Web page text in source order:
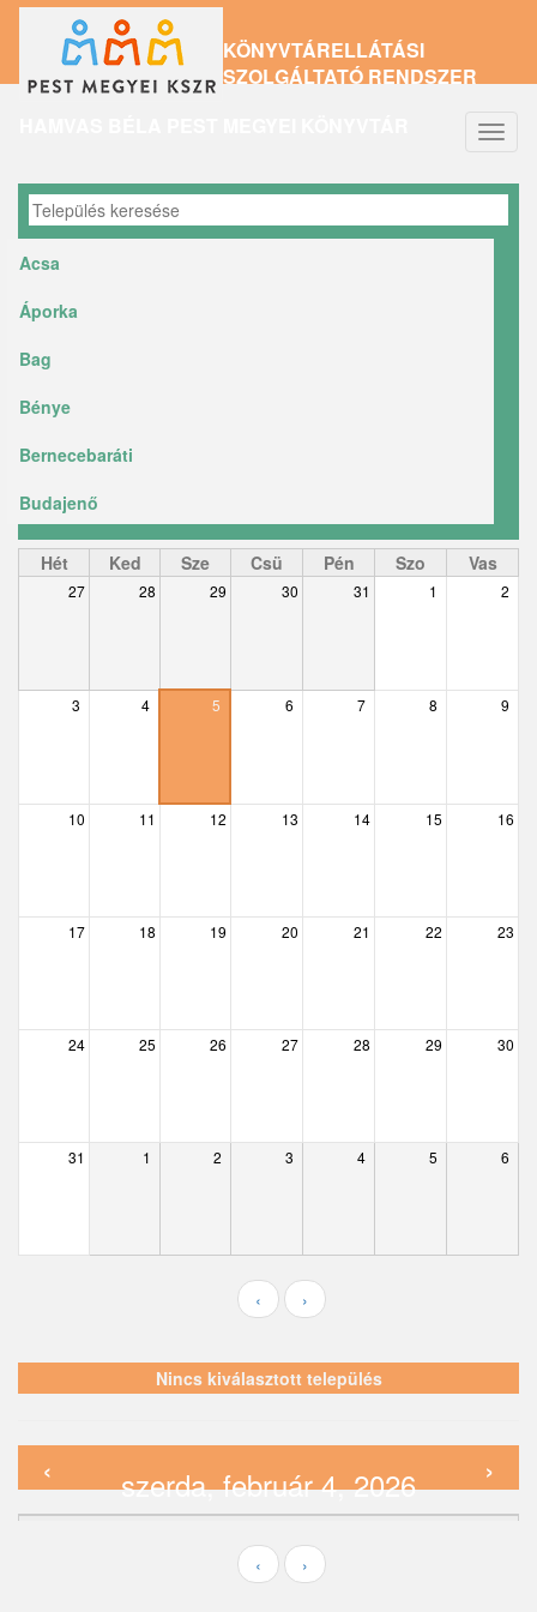
tartalomra
KÖNYVTÁRELLÁTÁSI
SZOLGÁLTATÓ RENDSZER
Acsa
Áporka
Bag
Bénye
Bernecebaráti
Budajenő
Ceglédbercel
Csemő
Csobánka
Délegyháza
Dunabogdány
Hernád
Ipolydamásd
Hét Ked Sze Csü Pén Szo Vas
27 28 29 30 31 1 2
3 4 5 6 7 8 9
10 11 12 13 14 15 16
17 18 19 20 21 22 23
24 25 26 27 28 29 30
31 1 2 3 4 5 6
‹ ›
Nincs kiválasztott település
szerda, február 4, 2026
‹ ›
– 01 előtt
– 02
– 04
– 06
– 08
– 13
Sakk klub
szerdánként 2026. 02.
‹ ›